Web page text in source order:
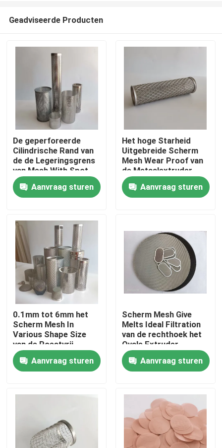
Huis
Producten
Ongeveer ons
Fabrieksreis
Kwaliteitscontrole
Contacteer ons
Verzoek om een Citaat
Het Netwerk van de roestvrij staalveiligheid
Het Netwerk van het roestvrij staalvenster
Geadviseerde Producten
De geperforeerde
Cilindrische Rand van
de de Legeringsgrens
van Mesh With Spot
Welded Or van het
Extruderscherm
Aanvraag sturen
Het hoge Starheid
Uitgebreide Scherm
Mesh Wear Proof van
de Metaalextruder
Aanvraag sturen
0.1mm tot 6mm het
Scherm Mesh In
Various Shape Size
van de Roestvrij
staalextruder
Aanvraag sturen
Scherm Mesh Give
Melts Ideal Filtration
van de rechthoek het
Ovale Extruder
Aanvraag sturen